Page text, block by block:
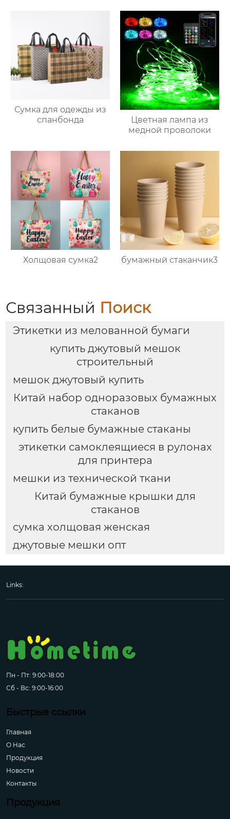
Сумка для одежды из
спанбонда
Цветная лампа из
медной проволоки
Холщовая сумка2 бумажный стаканчик3
Связанный Поиск
Этикетки из мелованной бумаги
купить джутовый мешок
строительный
мешок джутовый купить
Китай набор одноразовых бумажных
стаканов
купить белые бумажные стаканы
этикетки самоклеящиеся в рулонах
для принтера
мешки из технической ткани
Китай бумажные крышки для
стаканов
сумка холщовая женская
джутовые мешки опт
Links:
Пн - Пт: 9:00-18:00
Сб - Вс: 9:00-16:00
Быстрые ссылки
Главная
О Hас
Продукция
Новости
Контакты
Продукция